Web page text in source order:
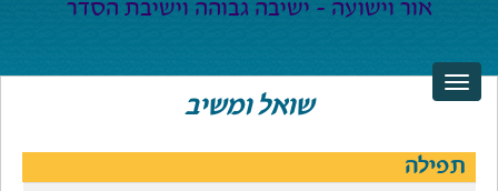
שואל ומשיב
תפילה